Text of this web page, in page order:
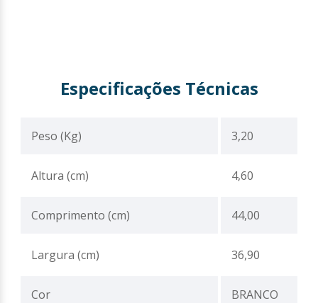
Especificações Técnicas
Peso (Kg) 3,20
Altura (cm) 4,60
Comprimento (cm) 44,00
Largura (cm) 36,90
Cor BRANCO